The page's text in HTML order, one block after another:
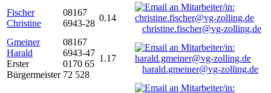
Fischer
Christine
08167
6943-28
0.14
christine.fischer@vg-zolling.de
Gmeiner
Harald
Erster
Bürgermeister
08167
6943-47
0170 65
72 528
1.17
harald.gmeiner@vg-zolling.de